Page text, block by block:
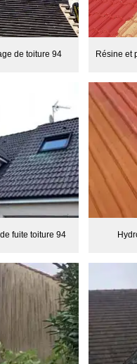
de toiture 94 Résine et
fuite toiture 94